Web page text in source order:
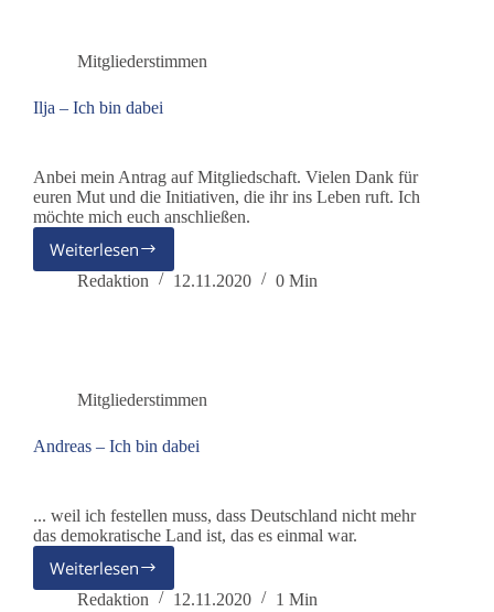
Mitgliederstimmen
Ilja – Ich bin dabei
Anbei mein Antrag auf Mitgliedschaft. Vielen Dank für
euren Mut und die Initiativen, die ihr ins Leben ruft. Ich
möchte mich euch anschließen.
Weiterlesen
Ilja
–
Redaktion 12.11.2020 0 Min
Mitgliederstimmen
Andreas – Ich bin dabei
... weil ich festellen muss, dass Deutschland nicht mehr
das demokratische Land ist, das es einmal war.
Weiterlesen
Andreas
–
Redaktion 12.11.2020 1 Min